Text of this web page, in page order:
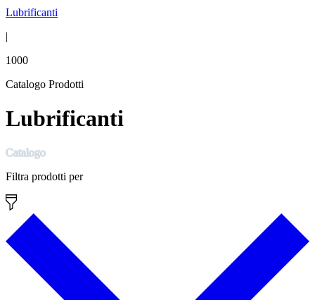
Lubrificanti
|
1000
Catalogo Prodotti
Lubrificanti
Catalogo
Filtra prodotti per